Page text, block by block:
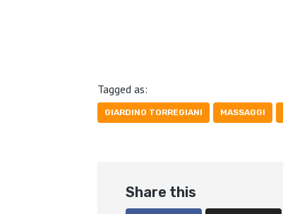
Tagged as:
GIARDINO TORREGIANI MASSAGGI
Share this